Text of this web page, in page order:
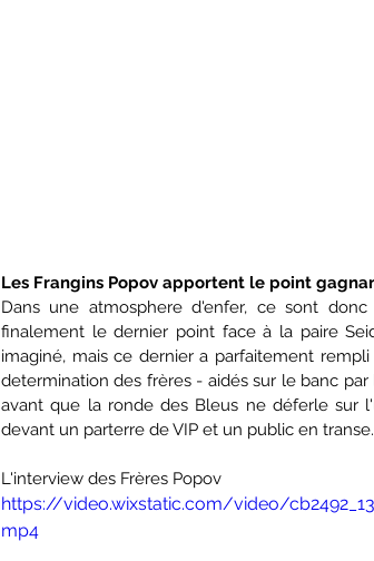
Les Frangins Popov apportent le point
Dans une atmosphere d'enfer, ce sont
finalement le dernier point face à la paire
imaginé, mais ce dernier a parfaitement
determination des frères - aidés sur le banc
avant que la ronde des Bleus ne déferle sur
devant un parterre de VIP et un public en transe.
L'interview des Frères Popov
https://video.wixstatic.com/video/
mp4